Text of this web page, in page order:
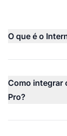
O que é o
Como integrar
Pro?